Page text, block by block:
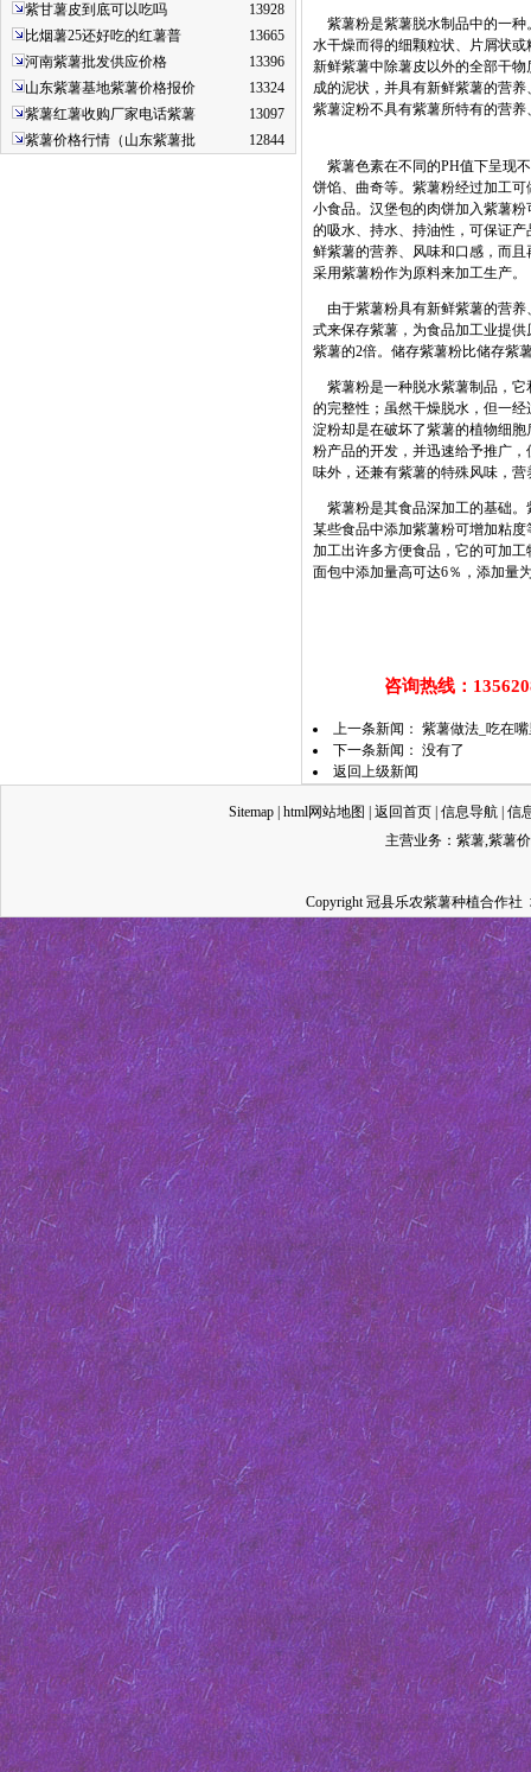
紫甘薯皮到底可以吃吗
13928
比烟薯25还好吃的红薯普
13665
河南紫薯批发供应价格
13396
山东紫薯基地紫薯价格报价
13324
紫薯红薯收购厂家电话紫薯
13097
紫薯价格行情（山东紫薯批
12844
紫薯粉是紫薯脱水制品中的一种
水干燥而得的细颗粒状、片屑状
新鲜紫薯中除薯皮以外的全部干
成的泥状，并具有新鲜紫薯的营
紫薯淀粉不具有紫薯所特有的营
紫薯色素在不同的PH值下呈现
饼馅、曲奇等。紫薯粉经过加工
小食品。汉堡包的肉饼加入紫薯
的吸水、持水、持油性，可保证
鲜紫薯的营养、风味和口感，而
采用紫薯粉作为原料来加工生产。
由于紫薯粉具有新鲜紫薯的营养
式来保存紫薯，为食品加工业提
紫薯的2倍。储存紫薯粉比储存紫
紫薯粉是一种脱水紫薯制品，它
的完整性；虽然干燥脱水，但一
淀粉却是在破坏了紫薯的植物细
粉产品的开发，并迅速给予推广
味外，还兼有紫薯的特殊风味，
紫薯粉是其食品深加工的基础。
某些食品中添加紫薯粉可增加粘
加工出许多方便食品，它的可加
面包中添加量高可达6％，添加量
咨询热线：
上一条新闻： 紫薯做法_吃在
下一条新闻： 没有了
返回上级新闻
Sitemap| html网站地图 返回首页| 信息导航| 信
主营业务： 紫薯,紫薯
Copyright 冠县乐农紫薯种植合作